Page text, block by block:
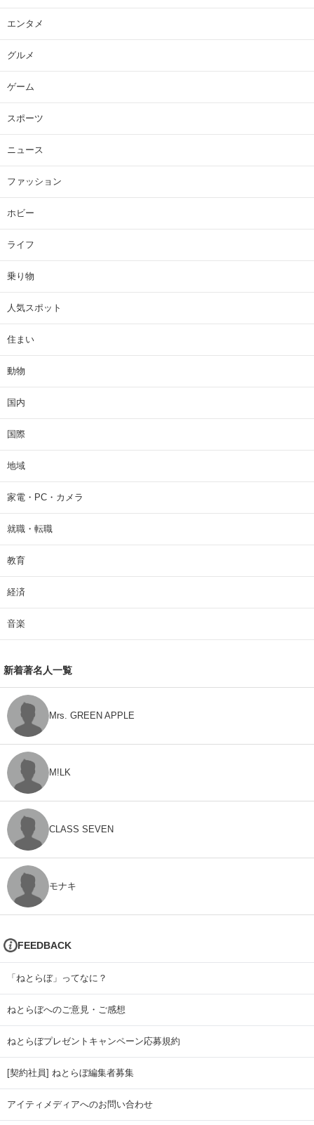
エンタメ
グルメ
ゲーム
スポーツ
ニュース
ファッション
ホビー
ライフ
乗り物
人気スポット
住まい
動物
国内
国際
地域
家電・PC・カメラ
就職・転職
教育
経済
音楽
新着著名人一覧
Mrs. GREEN APPLE
M!LK
CLASS SEVEN
モナキ
FEEDBACK
「ねとらぼ」ってなに？
ねとらぼへのご意見・ご感想
ねとらぼプレゼントキャンペーン応募規約
[契約社員] ねとらぼ編集者募集
アイティメディアへのお問い合わせ